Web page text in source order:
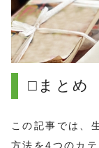
□まとめ
この記事では、
方法を4つのカ